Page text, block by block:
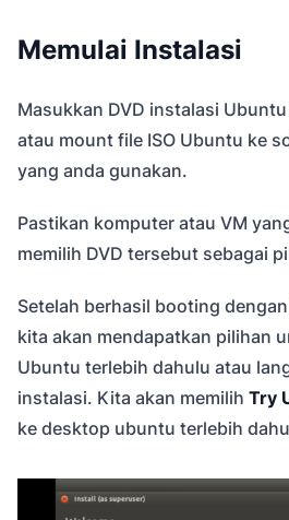
Memulai Instalasi
Masukkan DVD instalasi
atau mount file ISO Ubuntu ke
yang anda gunakan.
Pastikan komputer atau VM
memilih DVD tersebut sebagai
Setelah berhasil booting
kita akan mendapatkan pilihan
Ubuntu terlebih dahulu atau
instalasi. Kita akan memilih Try
ke desktop ubuntu terlebih